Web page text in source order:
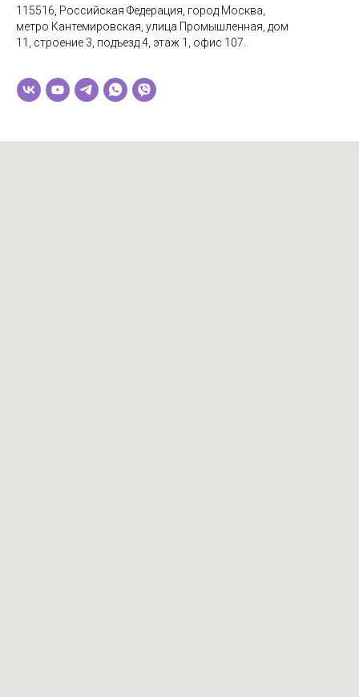
115516, Российская Федерация, город Москва,
метро Кантемировская, улица Промышленная, дом
11, строение 3, подъезд 4, этаж 1, офис 107.